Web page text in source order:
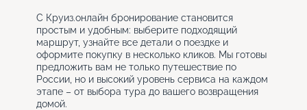
С Круиз.онлайн бронирование становится
простым и удобным: выберите подходящий
маршрут, узнайте все детали о поездке и
оформите покупку в несколько кликов. Мы готовы
предложить вам не только путешествие по
России, но и высокий уровень сервиса на каждом
этапе – от выбора тура до вашего возвращения
домой.